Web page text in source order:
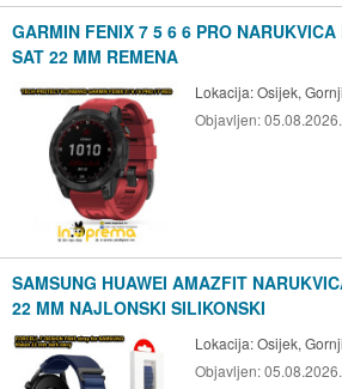
GARMIN FENIX 7 5 6 6 PRO NARUKVICA
SAT 22 MM REMENA
Lokacija:Osijek,
Objavljen:05.08.2026.
SAMSUNG HUAWEI AMAZFIT
22 MM NAJLONSKI SILIKONSKI
Lokacija:Osijek,
Objavljen:05.08.2026.